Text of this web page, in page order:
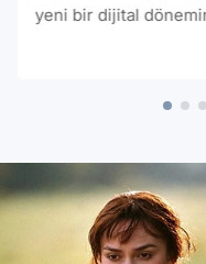
yeni bir dijital dönemin